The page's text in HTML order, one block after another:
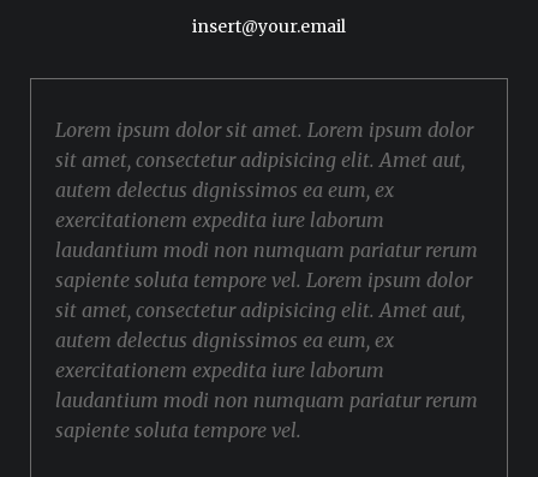
insert@your.email
Lorem ipsum dolor sit amet. Lorem ipsum dolor
sit amet, consectetur adipisicing elit. Amet aut,
autem delectus dignissimos ea eum, ex
exercitationem expedita iure laborum
laudantium modi non numquam pariatur rerum
sapiente soluta tempore vel. Lorem ipsum dolor
sit amet, consectetur adipisicing elit. Amet aut,
autem delectus dignissimos ea eum, ex
exercitationem expedita iure laborum
laudantium modi non numquam pariatur rerum
sapiente soluta tempore vel.